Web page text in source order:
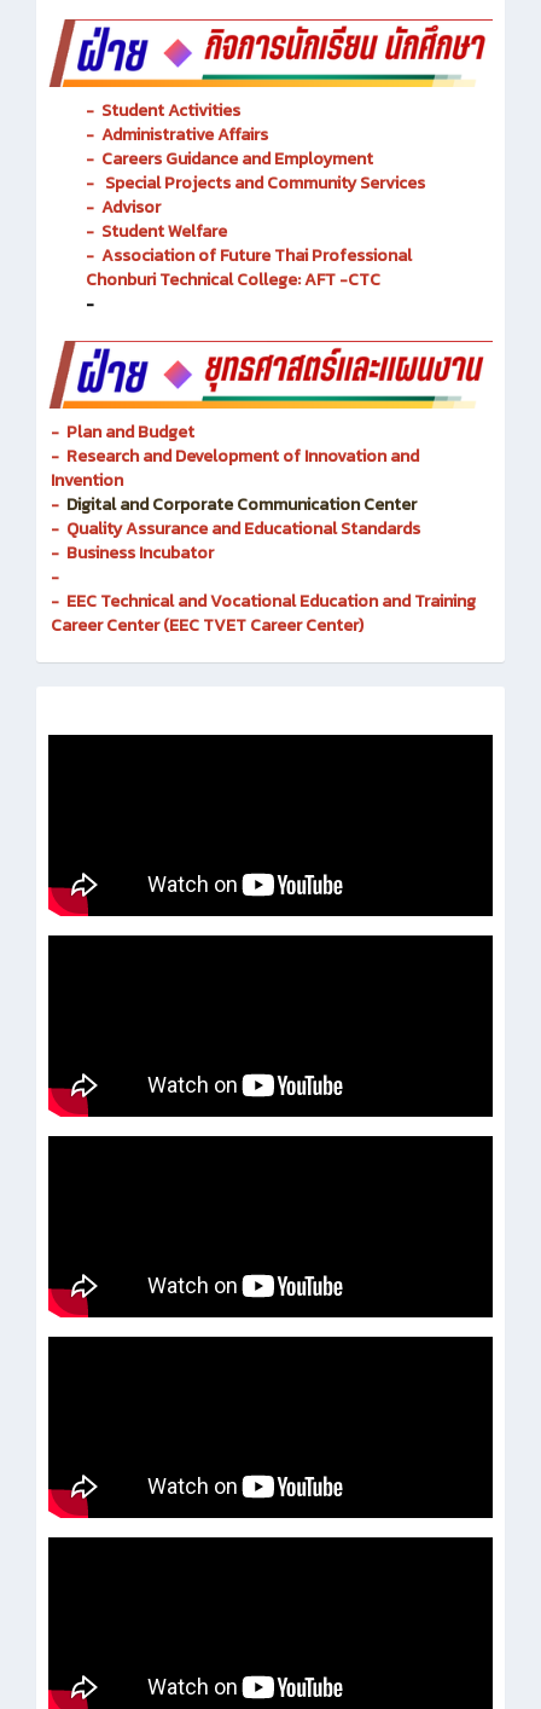
- Student Activities
- Administrative Affairs
- Careers Guidance and Employment
- Special Projects and Community Services
- Advisor
- Student Welfare
- Association of Future Thai Professional
Chonburi Technical College: AFT -CTC
-
- Plan and Budget
- Research and Development of Innovation and
Invention
- Digital and Corporate Communication Center
- Quality Assurance and Educational Standards
- Business Incubator
-
- EEC Technical and Vocational Education and Training
Career Center (EEC TVET Career Center)